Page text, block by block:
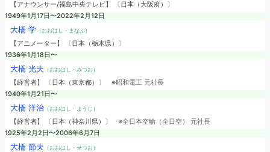
【アナウンサー/福島中央テレビ】 〔日本（大阪府）〕
1949年1月17日〜2022年2月12日
大橋 学（おおはし・まなぶ）
【アニメーター】 〔日本（栃木県）〕
1936年1月18日〜
大橋 光夫 （おおはし・みつお）
【経営者】 〔日本（東京都）〕 ※昭和電工 元社長
1940年1月21日〜
大橋 洋治（おおはし・ようじ）
【経営者】 〔日本（神奈川県）〕 ※全日本空輸（全日空） 元社長
1925年2月2日〜2006年6月7日
大橋 節夫 （おおはし・せつお）